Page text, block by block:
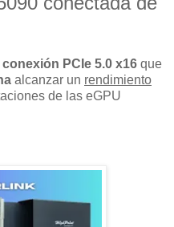
conexión PCIe 5.0 x16 que
alcanzar un rendimiento
de las eGPU